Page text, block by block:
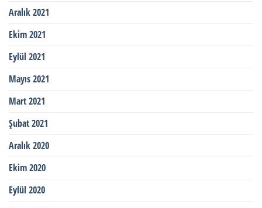
Aralık 2021
Ekim 2021
Eylül 2021
Mayıs 2021
Mart 2021
Şubat 2021
Aralık 2020
Ekim 2020
Eylül 2020